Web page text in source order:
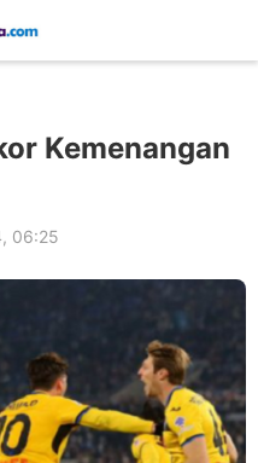
Kemenangan
06:25